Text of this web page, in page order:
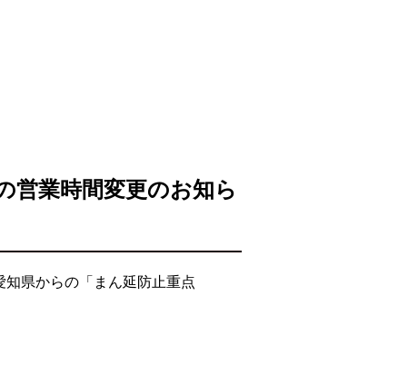
営業時間変更のお知ら
県からの「まん延防止重点